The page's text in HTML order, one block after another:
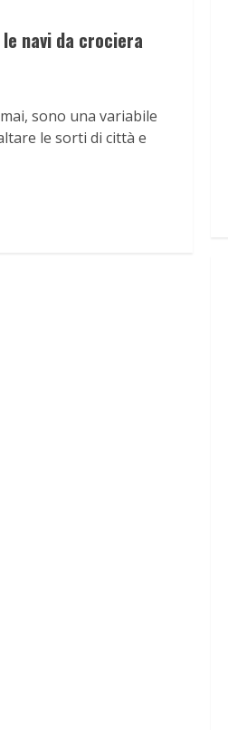
navi da crociera
sono una variabile
le sorti di città e